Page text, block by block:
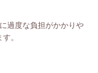
過度な負担がかかりや
。